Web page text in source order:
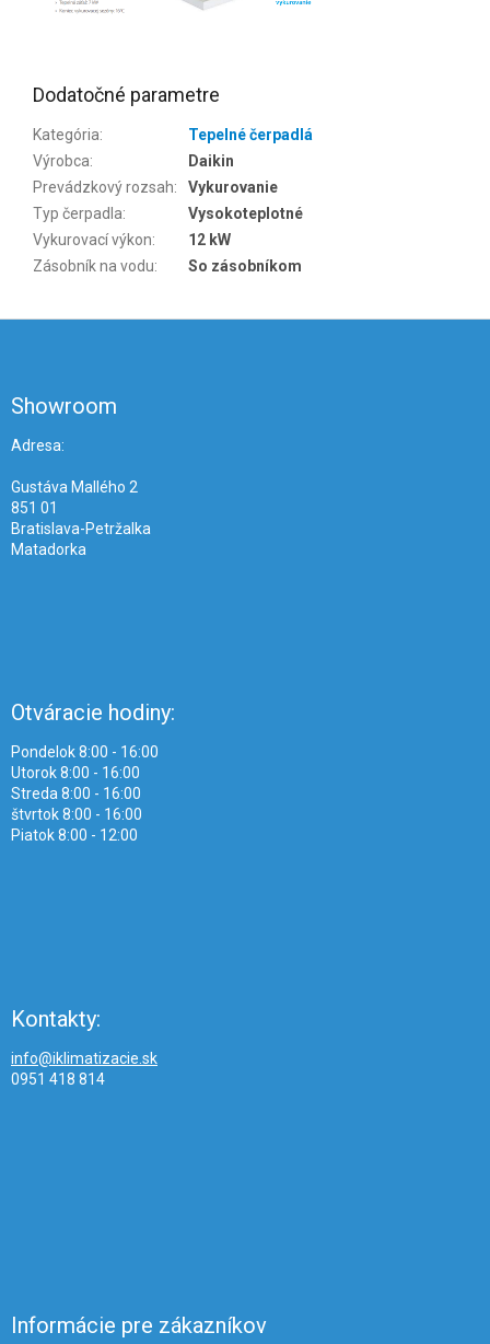
Dodatočné parametre
Kategória:
Tepelné čerpadlá
Výrobca:
Daikin
Prevádzkový rozsah:
Vykurovanie
Typ čerpadla:
Vysokoteplotné
Vykurovací výkon:
12 kW
Zásobník na vodu: So zásobníkom
Showroom
Adresa:
Gustáva Mallého 2
851 01
Bratislava-Petržalka
Matadorka
Otváracie hodiny:
Pondelok 8:00 - 16:00
Utorok 8:00 - 16:00
Streda 8:00 - 16:00
štvrtok 8:00 - 16:00
Piatok 8:00 - 12:00
Kontakty:
info@iklimatizacie.sk
0951 418 814
Informácie pre zákazníkov